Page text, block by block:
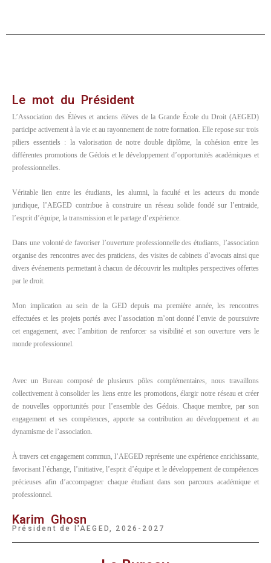
Le mot du Président
L’Association des Élèves et anciens élèves de la Grande École du Droit (AEGED)
participe activement à la vie et au rayonnement de notre formation. Elle repose sur trois
piliers essentiels : la valorisation de notre double diplôme, la cohésion entre les
différentes promotions de Gédois et le développement d’opportunités académiques et
professionnelles.
Véritable lien entre les étudiants, les alumni, la faculté et les acteurs du monde
juridique, l’AEGED contribue à construire un réseau solide fondé sur l’entraide,
l’esprit d’équipe, la transmission et le partage d’expérience.
Dans une volonté de favoriser l’ouverture professionnelle des étudiants, l’association
organise des rencontres avec des praticiens, des visites de cabinets d’avocats ainsi que
divers événements permettant à chacun de découvrir les multiples perspectives offertes
par le droit.
Mon implication au sein de la GED depuis ma première année, les rencontres
effectuées et les projets portés avec l’association m’ont donné l’envie de poursuivre
cet engagement, avec l’ambition de renforcer sa visibilité et son ouverture vers le
monde professionnel.
Avec un Bureau composé de plusieurs pôles complémentaires, nous travaillons
collectivement à consolider les liens entre les promotions, élargir notre réseau et créer
de nouvelles opportunités pour l’ensemble des Gédois. Chaque membre, par son
engagement et ses compétences, apporte sa contribution au développement et au
dynamisme de l’association.
À travers cet engagement commun, l’AEGED représente une expérience enrichissante,
favorisant l’échange, l’initiative, l’esprit d’équipe et le développement de compétences
précieuses afin d’accompagner chaque étudiant dans son parcours académique et
professionnel.
Karim Ghosn
Président de l'AEGED, 2026-2027